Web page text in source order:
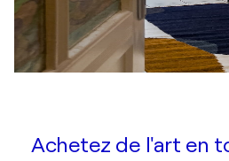
Achetez de l'art en